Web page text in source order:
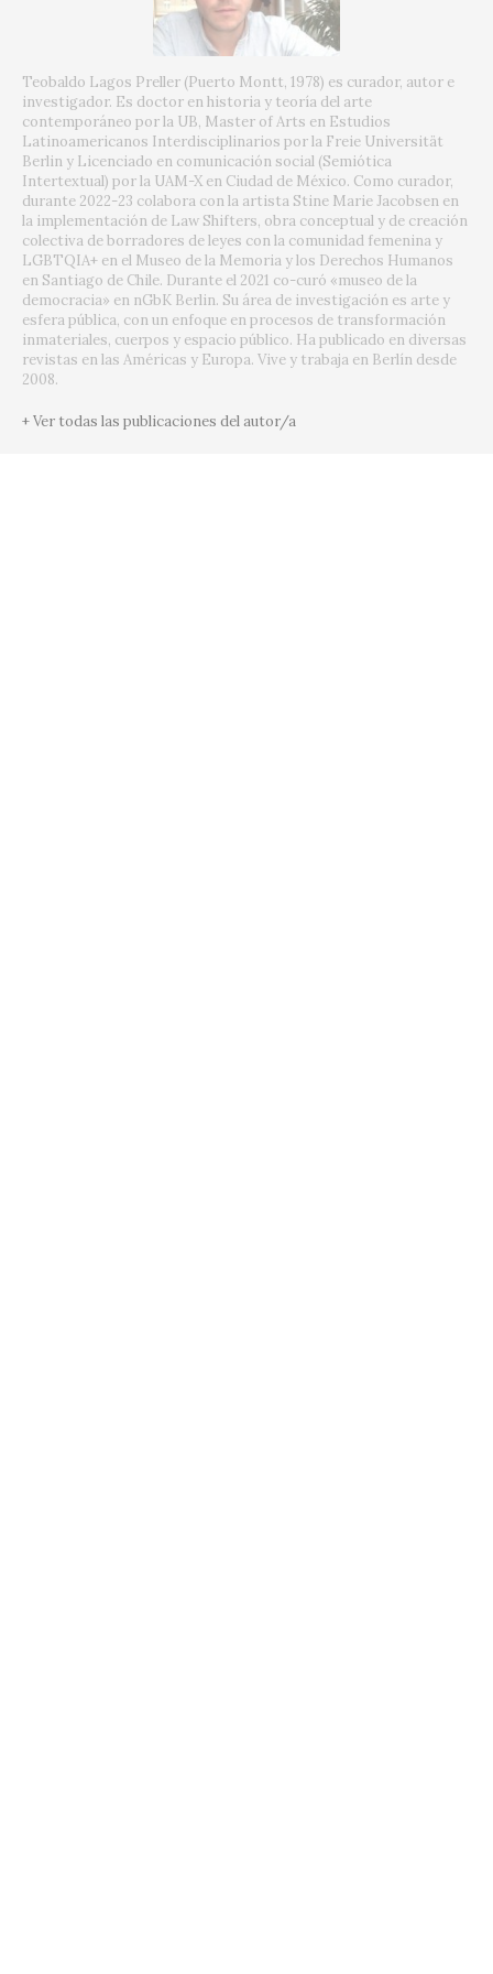
Teobaldo Lagos Preller (Puerto Montt, 1978) es curador, autor e
investigador. Es doctor en historia y teoría del arte
contemporáneo por la UB, Master of Arts en Estudios
Latinoamericanos Interdisciplinarios por la Freie Universität
Berlin y Licenciado en comunicación social (Semiótica
Intertextual) por la UAM-X en Ciudad de México. Como curador,
durante 2022-23 colabora con la artista Stine Marie Jacobsen en
la implementación de Law Shifters, obra conceptual y de creación
colectiva de borradores de leyes con la comunidad femenina y
LGBTQIA+ en el Museo de la Memoria y los Derechos Humanos
en Santiago de Chile. Durante el 2021 co-curó «museo de la
democracia» en nGbK Berlin. Su área de investigación es arte y
esfera pública, con un enfoque en procesos de transformación
inmateriales, cuerpos y espacio público. Ha publicado en diversas
revistas en las Américas y Europa. Vive y trabaja en Berlín desde
2008.
+ Ver todas las publicaciones del autor/a